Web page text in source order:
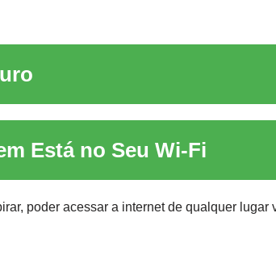
Está no Seu Wi-Fi
poder acessar a internet de qualquer